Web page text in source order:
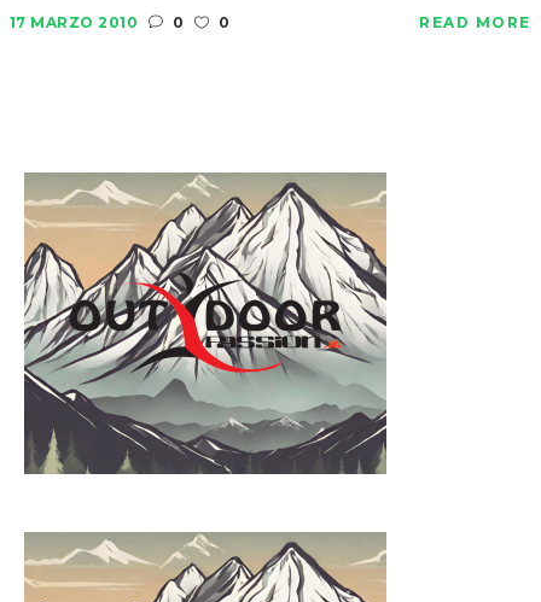
17 MARZO 2010 0 0 READ MORE